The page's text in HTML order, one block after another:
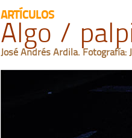
ARTÍCULOS
Algo /
José Andrés Ardila. Fotografía: